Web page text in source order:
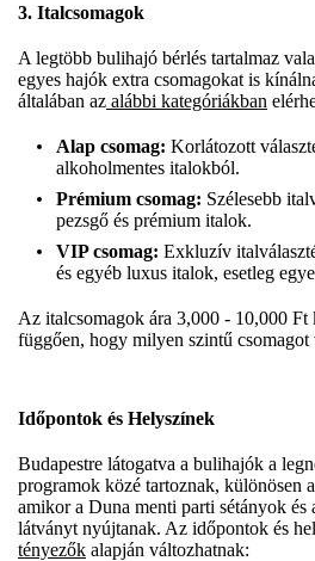
3. Italcsomagok
A legtöbb bulihajó bérlés tartalmaz
egyes hajók extra csomagokat is
általában az alábbi kategóriákban
Alap csomag: Korlátozott
alkoholmentes italokból.
Prémium csomag: Szélesebb
pezsgő és prémium italok.
VIP csomag: Exkluzív
és egyéb luxus italok, esetleg
Az italcsomagok ára 3,000 - 10,000 Ft
függően, hogy milyen szintű csomagot
Időpontok és Helyszínek
Budapestre látogatva a bulihajók a
programok közé tartoznak, különösen
amikor a Duna menti parti sétányok és
látványt nyújtanak. Az időpontok és
tényezők alapján változhatnak: